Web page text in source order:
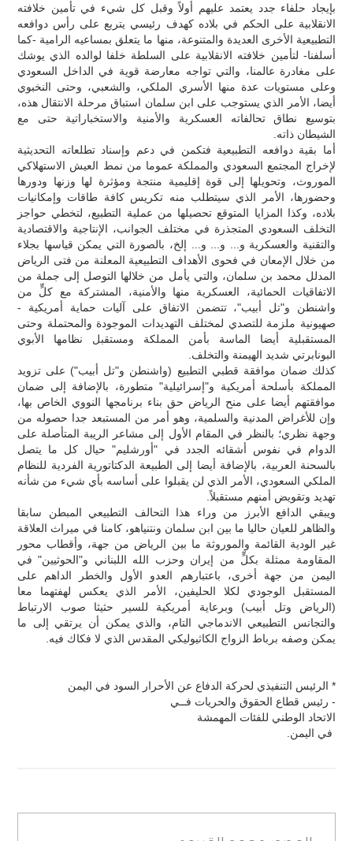
بإيجاد حلفاء جدد يعتمد عليهم أولاً وقبل كل شيء في تأمين خلافته
الانقلابية على الحكم في بلاده كهدف رئيسي يتربع على رأس دوافعه
التطبيعية الأخرى العديدة والمتنوعة، منها ما يتعلق بمساعيه الرامية -كما
أسلفنا- لتأمين خلافته الانقلابية على السلطة خلفا لوالده الذي يوشك
على مغادرة عالمنا، والتي تواجه معارضة قوية في الداخل السعودي
وعلى مستويات عدة منها الأسري الملكي، والشعبي، وحتى النخبوي
أيضا، الأمر الذي يستوجب على ابن سلمان استباق مرحلة الانتقال هذه،
بتوسيع نطاق تحالفاته العسكرية والأمنية والاستخباراتية حتى مع
الشيطان ذاته.
أما بقية دوافعه التطبيعية فتكمن في دعم وإسناد تطلعاته التحديثية
لإخراج المجتمع السعودي والمملكة عموما من نمط العيش الاستهلاكي
الموروث، وتحويلها إلى قوة إقليمية منتجة ومؤثرة لها وزنها ودورها
وحضورها، الأمر الذي سيتطلب منه تكريس كافة طاقات وإمكانيات
بلاده، وكذا المزايا المتوقع تحصيلها من عملية التطبيع، لتخطي حواجز
التخلف السعودي المتجذرة في مختلف الجوانب، الإنتاجية والاقتصادية
والتقنية والعسكرية و... و... و... إلخ، بالصورة التي يمكن قياسها بجلاء
من خلال الإمعان في فحوى الأهداف التطبيعية المعلنة من فتى الرياض
المدلل محمد بن سلمان، والتي يأمل من خلالها التوصل إلى جملة من
الاتفاقيات الحمائية، العسكرية منها والأمنية، المشتركة مع كلٍّ من
واشنطن و"تل أبيب"، تتضمن الاتفاق على آليات حماية أمريكية -
صهيونية ملزمة للتصدي لمختلف التهديدات الموجودة والمحتملة وحتى
المستقبلية أيضا الماسة بأمن المملكة ومستقبل نظامها الأبوي
البونابرتي شديد الهيمنة والتخلف.
كذلك ضمان موافقة قطبي التطبيع (واشنطن و"تل أبيب") على تزويد
المملكة بأسلحة أمريكية و"إسرائيلية" متطورة، بالإضافة إلى ضمان
موافقتهم أيضا على منح الرياض حق بناء برنامجها النووي الخاص بها،
وإن للأغراض المدنية والسلمية، وهو أمر من المستبعد جدا حصوله من
وجهة نظري؛ بالنظر في المقام الأول إلى مشاعر الريبة المتأصلة على
الدوام في نفوس أشقائه الجدد في "أورشليم" حيال كل ما يتصل
بالسحنة العربية، بالإضافة أيضا إلى الطبيعة الدكتاتورية الفردية للنظام
الملكي السعودي، الأمر الذي لن يقبلوا على أساسه بأي شيء من شأنه
تهديد وتقويض أمنهم مستقبلاً.
ويبقي الدافع الأبرز من وراء هذا التحالف التطبيعي المبطن سابقا
والظاهر للعيان حاليا ما بين ابن سلمان ونتنياهو، كامنا في ميراث العلاقة
غير الودية القائمة والموروثة ما بين الرياض من جهة، وأقطاب محور
المقاومة ممثلة بكلٍّ من إيران وحزب الله اللبناني و"الحوثيين" في
اليمن من جهة أخرى، باعتبارهم العدو الأول والخطر الداهم على
المستقبل الوجودي لكلا الحليفين، الأمر الذي يعكس لهفتهما معا
(الرياض وتل أبيب) وبرعاية أمريكية للسير حثيثا صوب الارتباط
والتجانس التطبيعي الاندماجي التام، والذي يمكن أن يرتقي إلى ما
يمكن وصفه برباط الزواج الكاثيوليكي المقدس الذي لا فكاك فيه.
* الرئيس التنفيذي لحركة الدفاع عن الأحرار السود في اليمن
- رئيس قطاع الحقوق والحريات فــي
الاتحاد الوطني للفئات المهمشة
في اليمن.